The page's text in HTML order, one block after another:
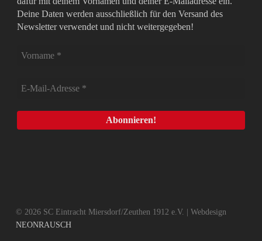
Deine Daten werden ausschließlich für den Versand des
Newsletter verwendet und nicht weitergegeben!
© 2026 SC Eintracht Miersdorf/Zeuthen 1912 e.V. | Webdesign
NEONRAUSCH